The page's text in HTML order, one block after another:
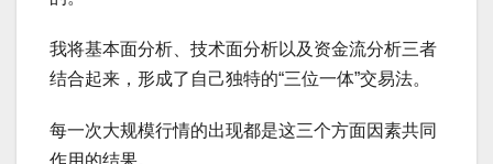
我将基本面分析、技术面分析以及资金流分析三者
结合起来，形成了自己独特的“三位一体”交易法。
每一次大规模行情的出现都是这三个方面因素共同